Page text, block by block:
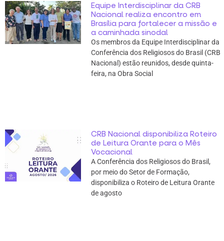
Equipe Interdisciplinar da CRB
Nacional realiza encontro em
Brasília para fortalecer a missão e
a caminhada sinodal
Os membros da Equipe Interdisciplinar da
Conferência dos Religiosos do Brasil (CRB
Nacional) estão reunidos, desde quinta-
feira, na Obra Social
CRB Nacional disponibiliza Roteiro
de Leitura Orante para o Mês
Vocacional
A Conferência dos Religiosos do Brasil,
por meio do Setor de Formação,
disponibiliza o Roteiro de Leitura Orante
de agosto